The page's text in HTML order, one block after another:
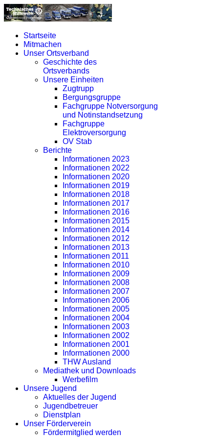
Startseite
Mitmachen
Unser Ortsverband
Geschichte des
Ortsverbands
Unsere Einheiten
Zugtrupp
Bergungsgruppe
Fachgruppe Notversorgung
und Notinstandsetzung
Fachgruppe
Elektroversorgung
OV Stab
Berichte
Informationen 2023
Informationen 2022
Informationen 2020
Informationen 2019
Informationen 2018
Informationen 2017
Informationen 2016
Informationen 2015
Informationen 2014
Informationen 2012
Informationen 2013
Informationen 2011
Informationen 2010
Informationen 2009
Informationen 2008
Informationen 2007
Informationen 2006
Informationen 2005
Informationen 2004
Informationen 2003
Informationen 2002
Informationen 2001
Informationen 2000
THW Ausland
Mediathek und Downloads
Werbefilm
Unsere Jugend
Aktuelles der Jugend
Jugendbetreuer
Dienstplan
Unser Förderverein
Fördermitglied werden